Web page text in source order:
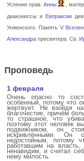
Успение прав.Анны ,
диакониссы и Евпраксии
Унженского. Память V
Александрапресвитера. Св.
Проповедь
1 февраля
Очень опасно то
особенный, потому что
жертвует. Не взойдя
благочестие, причём
то страшное, что
поэтому этот человек
подвижником, он
искривлёнными. Он
недостойным, потому
работавшим на
ненавидим, и считал
нему милость.